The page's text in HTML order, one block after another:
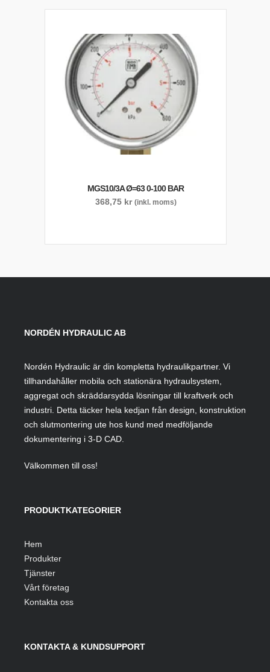
MGS10/3A Ø=63 0-100 BAR
368,75 kr (inkl. moms)
NORDÉN HYDRAULIC AB
Nordén Hydraulic är din kompletta hydraulikpartner. Vi
tillhandahåller mobila och stationära hydraulsystem,
aggregat och skräddarsydda lösningar till kraftverk och
industri. Detta täcker hela kedjan från design, konstruktion
och slutmontering ute hos kund med medföljande
dokumentering i 3-D CAD.
Välkommen till oss!
PRODUKTKATEGORIER
Hem
Produkter
Tjänster
Vårt företag
Kontakta oss
KONTAKTA & KUNDSUPPORT